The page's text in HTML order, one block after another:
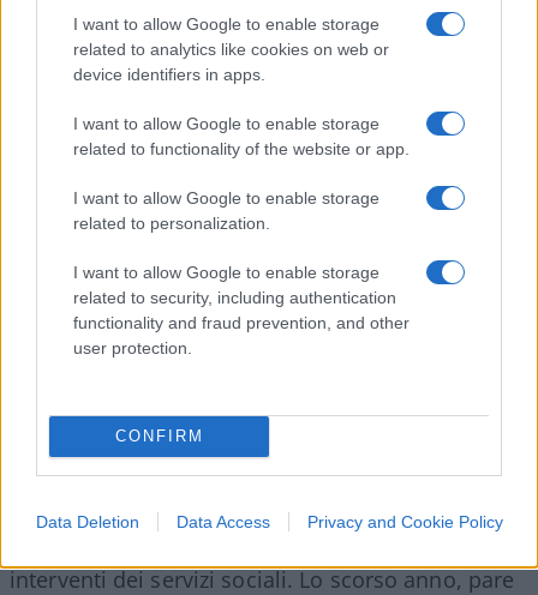
I want to allow Google to enable storage
related to analytics like cookies on web or
device identifiers in apps.
I want to allow Google to enable storage
related to functionality of the website or app.
I want to allow Google to enable storage
related to personalization.
I want to allow Google to enable storage
related to security, including authentication
functionality and fraud prevention, and other
user protection.
CONFIRM
Data Deletion Data Access Privacy and Cookie Policy
privati del contatto con i coetanei e della
socializzazione necessaria per uno sviluppo
psicologico equilibrato. È stato citato l’articolo 2
della Costituzione, a tutela del diritto alla vita di
relazione.
alternativa legale ma sottoposta a verifiche. La
figlia maggiore aveva sostenuto regolarmente
l’esame di idoneità per la terza elementare presso
promossa. Tuttavia, il Tribunale contesta la
gestione burocratica di questi passaggi, che
risulterebbe non conforme alla legge.
interventi dei servizi sociali. Lo scorso anno, pare